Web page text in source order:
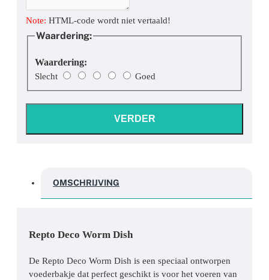
Note: HTML-code wordt niet vertaald!
Waardering:
Waardering:
Slecht Goed
VERDER
OMSCHRIJVING
Repto Deco Worm Dish
De Repto Deco Worm Dish is een speciaal ontworpen
voederbakje dat perfect geschikt is voor het voeren van